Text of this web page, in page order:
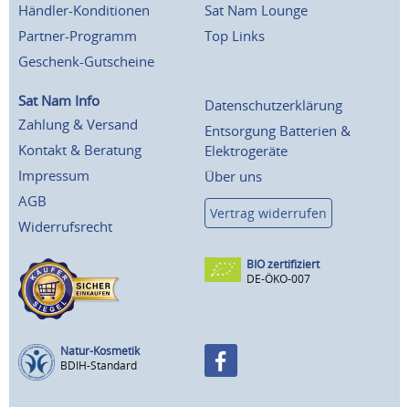
Händler-Konditionen
Partner-Programm
Geschenk-Gutscheine
Sat Nam Lounge
Top Links
Sat Nam Info
Zahlung & Versand
Kontakt & Beratung
Impressum
AGB
Widerrufsrecht
Datenschutzerklärung
Entsorgung Batterien &
Elektrogeräte
Über uns
Vertrag widerrufen
BIO zertifiziert
DE-ÖKO-007
Natur-Kosmetik
BDIH-Standard